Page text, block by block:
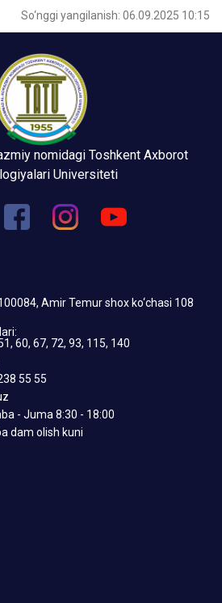
So‘nggi yangilanish: 06.09.2025 10:15
nomidagi Toshkent Axborot
Universiteti
Amir Temur shox ko‘chasi 108
60, 67, 72, 93, 115, 140
55 55
- Juma 8:30 - 18:00
dam olish kuni